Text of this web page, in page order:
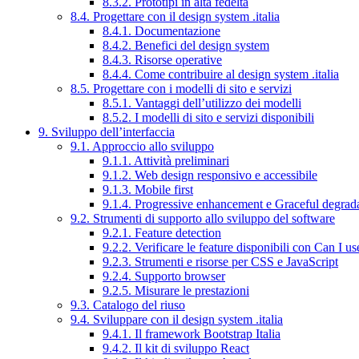
8.4. Progettare con il design system .italia
8.4.1. Documentazione
8.4.2. Benefici del design system
8.4.3. Risorse operative
8.4.4. Come contribuire al design system .italia
8.5. Progettare con i modelli di sito e servizi
8.5.1. Vantaggi dell’utilizzo dei modelli
8.5.2. I modelli di sito e servizi disponibili
9. Sviluppo dell’interfaccia
9.1. Approccio allo sviluppo
9.1.1. Attività preliminari
9.1.2. Web design responsivo e accessibile
9.1.3. Mobile first
9.1.4. Progressive enhancement e Graceful
9.2. Strumenti di supporto allo sviluppo del software
9.2.1. Feature detection
9.2.2. Verificare le feature disponibili con Can I
9.2.3. Strumenti e risorse per CSS e JavaScript
9.2.4. Supporto browser
9.2.5. Misurare le prestazioni
9.3. Catalogo del riuso
9.4. Sviluppare con il design system .italia
9.4.1. Il framework Bootstrap Italia
9.4.2. Il kit di sviluppo React